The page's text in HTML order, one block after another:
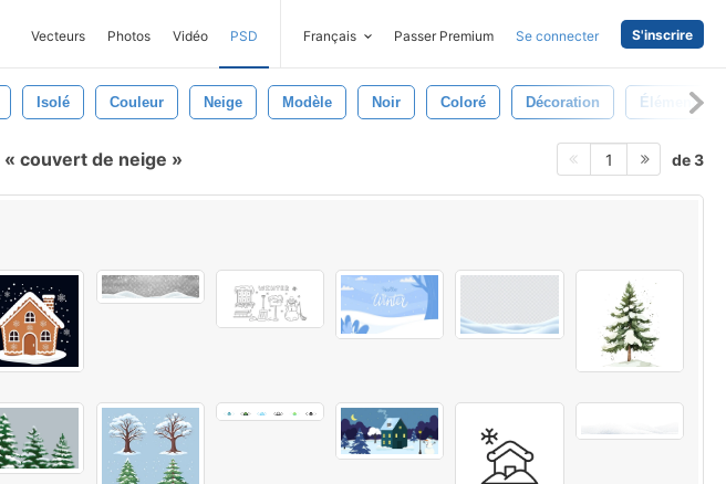
Vecteurs Photos Vidéo PSD Français Passer Premium Se connecter S'inscrire
Isolé Couleur Neige Modèle Noir Coloré Décoration Élément
couvert de neige 1 de 3